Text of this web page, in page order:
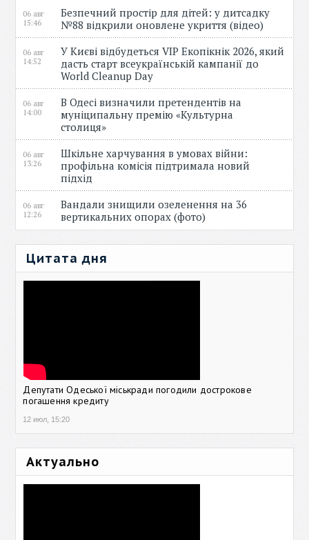
06 авг
15:46
Безпечний простір для дітей: у дитсадку
№88 відкрили оновлене укриття (відео)
06 авг
14:52
У Києві відбудеться VIP Екопікнік 2026, який
дасть старт всеукраїнській кампанії до
World Cleanup Day
06 авг
14:00
В Одесі визначили претендентів на
муніципальну премію «Культурна
столиця»
06 авг
13:26
Шкільне харчування в умовах війни:
профільна комісія підтримала новий
підхід
06 авг
12:26
Вандали знищили озеленення на 36
вертикальних опорах (фото)
Цитата дня
Депутати Одеської міськради погодили дострокове
погашення кредиту
12 июл, 15:20
Актуально